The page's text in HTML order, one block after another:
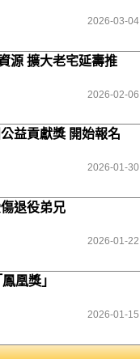
2026-03-04
源 擴大老宅延壽推
2026-02-06
益貢獻獎 開始報名
2026-01-30
退役弟兄
2026-01-22
凰獎」
2026-01-15